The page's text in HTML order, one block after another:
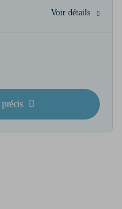
Voir détails